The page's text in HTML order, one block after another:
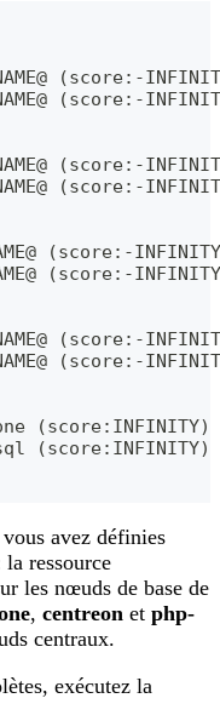
(score:-
(score:-
(score:-
(score:-
(score:-
(score:-
(score:-
(score:-
avez définies
ressource
les nœuds de base de
, centreon et php-
centraux.
exécutez la